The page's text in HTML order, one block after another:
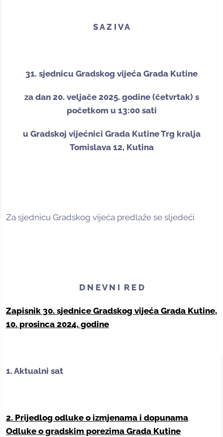
S A Z I V A
31. sjednicu Gradskog vijeća Grada Kutine
za dan 20. veljače 2025. godine (četvrtak) s
početkom u 13:00 sati
u Gradskoj vijećnici Grada Kutine Trg kralja
Tomislava 12, Kutina
Za sjednicu Gradskog vijeća predlaže se sljedeći
D N E V N I R E D
Zapisnik 30. sjednice Gradskog vijeća Grada Kutine,
10. prosinca 2024. godine
1. Aktualni sat
2. Prijedlog odluke o izmjenama i dopunama
Odluke o gradskim porezima Grada Kutine